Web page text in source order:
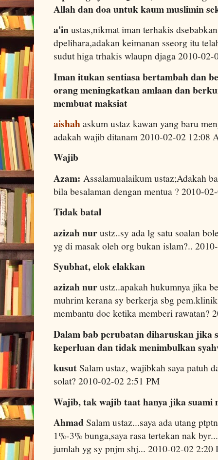
Allah dan doa untuk kaum muslimin
a'inustas,nikmat iman terhakis
dpelihara,adakan keimanan sseorg itu
sudut higa trhakis wlaupn djaga 2010-
Iman itukan sentiasa bertambah dan
orang meningkatkan amlaan dan
membuat maksiat
aishahaskum ustaz kawan yang baru
adakah wajib ditanam 2010-02-02 12:08
Wajib
Azam: Assalamualaikum ustaz;Adakah
bila besalaman dengan mentua ? 2010-
Tidak batal
azizah nurustz..sy ada lg satu soalan
yg di masak oleh org bukan islam?..
Syubhat, elok elakkan
azizah nurustz..apakah hukumnya jika
muhrim kerana sy berkerja sbg
membantu doc ketika memberi rawatan?
Dalam bab perubatan diharuskan jika
keperluan dan tidak menimbulkan
kusutSalam ustaz, wajibkah saya patuh
solat? 2010-02-02 2:51 PM
Wajib, tak wajib taat hanya jika suami
AhmadSalam ustaz...saya ada utang
1%-3% bunga,saya rasa tertekan nak
jumlah yg sy pnjm shj... 2010-02-02 2:20